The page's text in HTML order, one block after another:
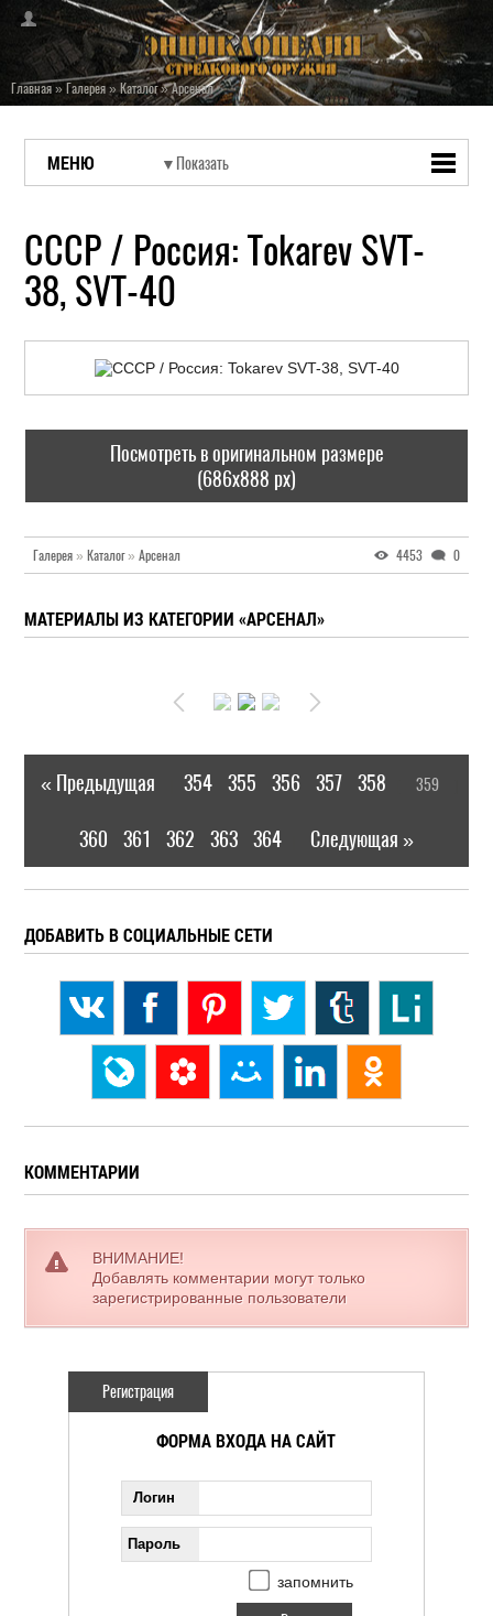
Главная»Галерея»Каталог»Арсенал
МЕНЮ
СССР / Россия: Tokarev SVT-
38, SVT-40
Посмотреть в оригинальном размере
(686x888 px)
Галерея » Каталог» Арсенал 4453 0
МАТЕРИАЛЫ ИЗ КАТЕГОРИИ «АРСЕНАЛ»
« Предыдущая 354 355 356 357 358 359
360 361 362 363 364 Следующая »
ДОБАВИТЬ В СОЦИАЛЬНЫЕ СЕТИ
КОММЕНТАРИИ
ВНИМАНИЕ!
Добавлять комментарии могут только
зарегистрированные пользователи
Регистрация
ФОРМА ВХОДА НА САЙТ
Логин
Пароль
запомнить